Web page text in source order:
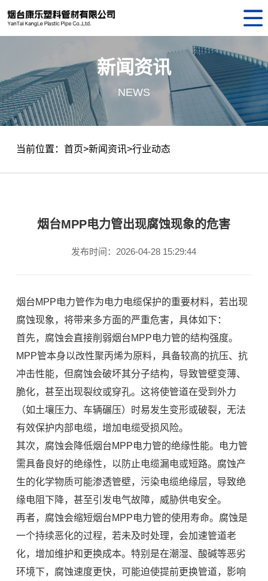
网
页
介
绍
品
中
新
闻
荣
新闻资讯
NEWS
当前位置： 首页>新闻资讯>行业动态
烟台MPP电力管出现腐蚀现象的危害
发布时间：2026-04-28 15:29:44
烟台MPP电力管作为电力电缆保护的重要材料，若出现
腐蚀现象，将带来多方面的严重危害，具体如下：
首先，腐蚀会直接削弱烟台MPP电力管的结构强度。
MPP管本身以改性聚丙烯为原料，具备较高的抗压、抗
冲击性能，但腐蚀会破坏其分子结构，导致管壁变薄、
脆化，甚至出现裂纹或穿孔。这将使管道在受到外力
（如土壤压力、车辆碾压）时易发生变形或破裂，无法
有效保护内部电缆，增加电缆受损风险。
其次，腐蚀会降低烟台MPP电力管的绝缘性能。电力管
需具备良好的绝缘性，以防止电缆漏电或短路。腐蚀产
生的化学物质可能渗透管壁，污染电缆绝缘层，导致绝
缘电阻下降，甚至引发电气故障，威胁供电安全。
再者，腐蚀会缩短烟台MPP电力管的使用寿命。腐蚀是
一个持续恶化的过程，若未及时处理，会加速管道老
化，增加维护和更换成本。特别是在潮湿、酸碱等恶劣
环境下，腐蚀速度更快，可能迫使提前更换管道，影响